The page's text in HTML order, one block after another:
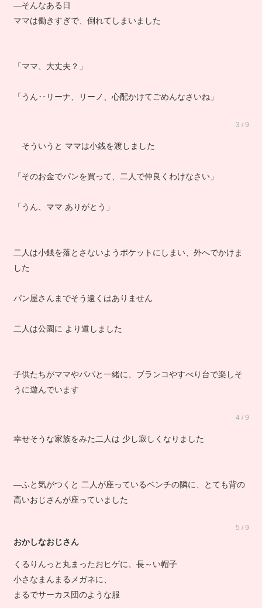
―そんなある日
ママは働きすぎで、倒れてしまいました
「ママ、大丈夫？」
「うん‥リーナ、リーノ、心配かけてごめんなさいね」
3 / 9
そういうと ママは小銭を渡しました
「そのお金でパンを買って、二人で仲良くわけなさい」
「うん、ママ ありがとう」
二人は小銭を落とさないようポケットにしまい、外へでかけま
した
パン屋さんまでそう遠くはありません
二人は公園に より道しました
子供たちがママやパパと一緒に、ブランコやすべり台で楽しそ
うに遊んでいます
4 / 9
幸せそうな家族をみた二人は 少し寂しくなりました
―ふと気がつくと 二人が座っているベンチの隣に、とても背の
高いおじさんが座っていました
5 / 9
おかしなおじさん
くるりんっと丸まったおヒゲに、長～い帽子
小さなまんまるメガネに、
まるでサーカス団のような服